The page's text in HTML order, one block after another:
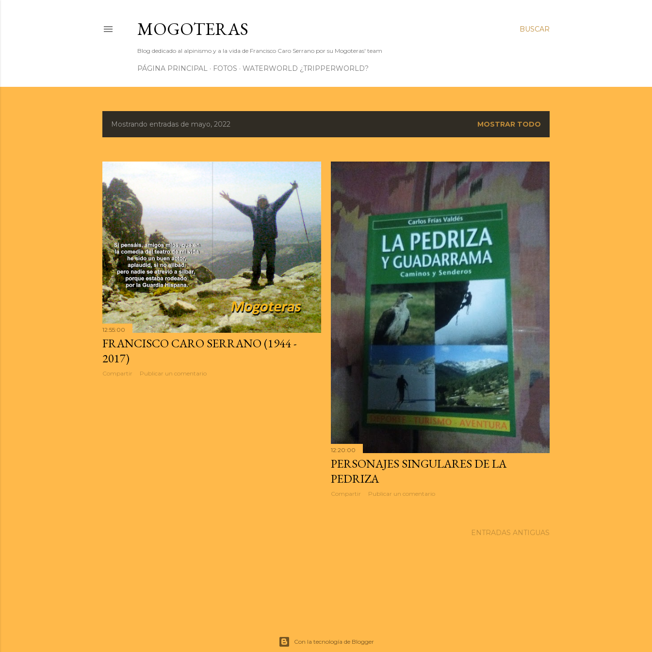
BUSCAR
MOGOTERAS
Blog dedicado al alpinismo y a la vida de Francisco Caro Serrano por su Mogoteras' team
PÁGINA PRINCIPAL FOTOS WATERWORLD ¿TRIPPERWORLD?
E
r
a
d
a
s
Mostrando entradas de mayo, 2022 MOSTRAR TODO
12:55:00
FRANCISCO CARO SERRANO (1944 -
2017)
Compartir Publicar un comentario
12:20:00
PERSONAJES SINGULARES DE LA
PEDRIZA
Compartir Publicar un comentario
ENTRADAS ANTIGUAS
Con la tecnología de Blogger